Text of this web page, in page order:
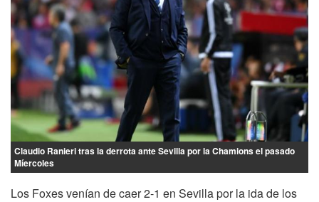
Claudio Ranieri tras la derrota ante Sevilla por la Chamions el pasado
Míercoles
Los Foxes venían de caer 2-1 en Sevilla por la ida de los